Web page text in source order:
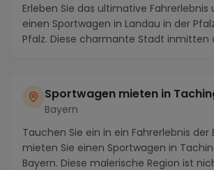
Erleben Sie das ultimative Fahrerlebnis
einen Sportwagen in Landau in der
Pfalz. Diese charmante Stadt inmitten
Sportwagen mieten in
Bayern
Tauchen Sie ein in ein Fahrerlebnis der
mieten Sie einen Sportwagen in
Bayern. Diese malerische Region ist